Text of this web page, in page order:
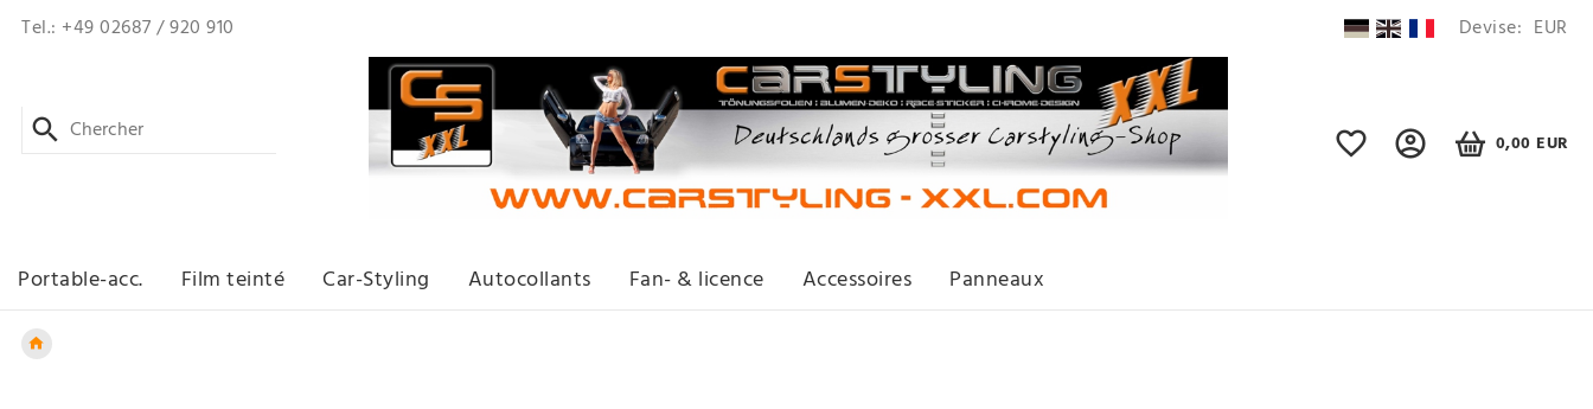
Tel.: +49 02687 / 920 910 Devise: EUR
0,00 EUR
Portable-acc. Film teinté Car-Styling Autocollants Fan- & licence Accessoires Panneaux